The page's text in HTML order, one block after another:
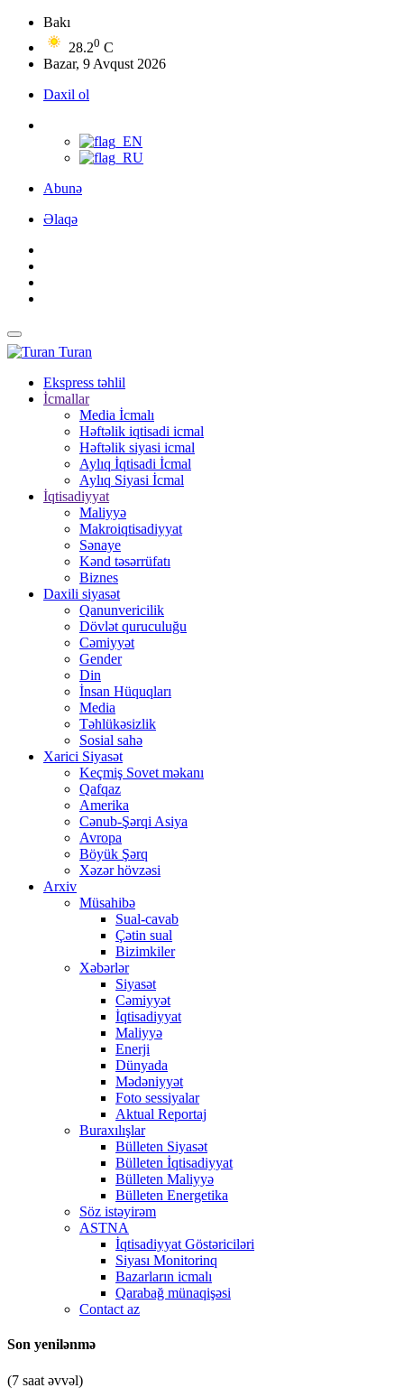
Bakı
28.20 C
Bazar, 9 Avqust 2026
Daxil ol
Abunə
Əlaqə
Turan
Ekspress təhlil
İcmallar
Media İcmalı
Həftəlik iqtisadi icmal
Həftəlik siyasi icmal
Aylıq İqtisadi İcmal
Aylıq Siyasi İcmal
İqtisadiyyat
Maliyyə
Makroiqtisadiyyat
Sənaye
Kənd təsərrüfatı
Biznes
Daxili siyasət
Qanunvericilik
Dövlət quruculuğu
Cəmiyyət
Gender
Din
İnsan Hüquqları
Media
Təhlükəsizlik
Sosial sahə
Xarici Siyasət
Keçmiş Sovet məkanı
Qafqaz
Amerika
Cənub-Şərqi Asiya
Avropa
Böyük Şərq
Xəzər hövzəsi
Arxiv
Müsahibə
Sual-cavab
Çətin sual
Bizimkiler
Xəbərlər
Siyasət
Cəmiyyət
İqtisadiyyat
Maliyyə
Enerji
Dünyada
Mədəniyyət
Foto sessiyalar
Aktual Reportaj
Buraxılışlar
Bülleten Siyasət
Bülleten İqtisadiyyat
Bülleten Maliyyə
Bülleten Energetika
Söz istəyirəm
ASTNA
İqtisadiyyat Göstəriciləri
Siyası Monitorinq
Bazarların icmalı
Qarabağ münaqişəsi
Contact az
Son yenilənmə
(7 saat əvvəl)